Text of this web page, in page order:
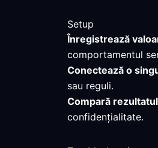
Setup
Înregistrează
comportamentul
Conectează o
sau reguli.
Compară rezultatul
confidențialitate.